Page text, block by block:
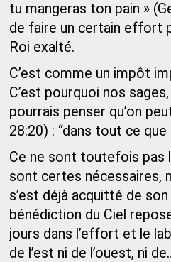
tu mangeras ton pain »
de faire un certain effort
Roi exalté.
C’est comme un impôt
C’est pourquoi nos
pourrais penser qu’on
28:20) : “dans tout ce
Ce ne sont toutefois
sont certes nécessaires,
s’est déjà acquitté de
bénédiction du Ciel
jours dans l’effort et le
de l’est ni de l’ouest, ni